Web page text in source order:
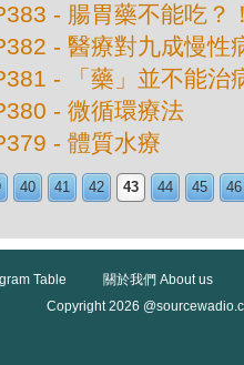
- 腸胃藥不能吃？
- 醫療對九成慢性
- 「藥」並不能治
- 微循環療法
- 體質水療
40 41 42 43 44 45 46
Table
關於我們 About us
Copyright 2026